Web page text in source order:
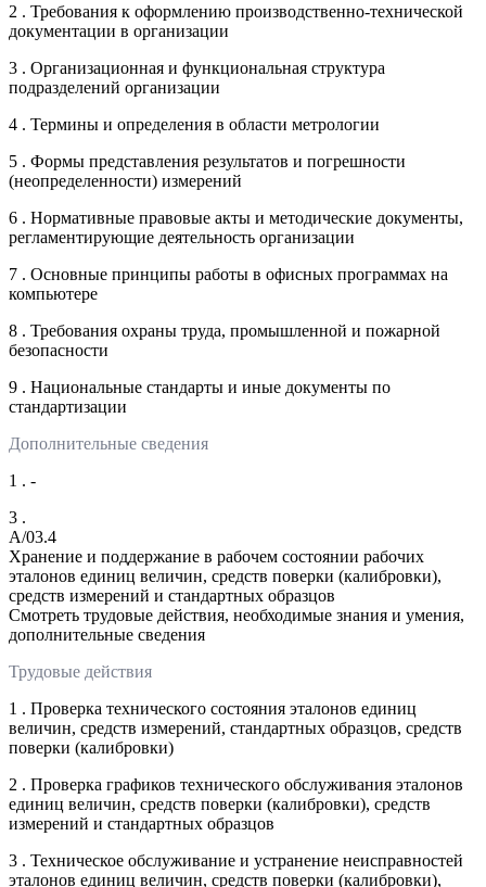
2 . Требования к оформлению производственно-технической
документации в организации
3 . Организационная и функциональная структура
подразделений организации
4 . Термины и определения в области метрологии
5 . Формы представления результатов и погрешности
(неопределенности) измерений
6 . Нормативные правовые акты и методические документы,
регламентирующие деятельность организации
7 . Основные принципы работы в офисных программах на
компьютере
8 . Требования охраны труда, промышленной и пожарной
безопасности
9 . Национальные стандарты и иные документы по
стандартизации
Дополнительные сведения
1 . -
3 .
A/03.4
Хранение и поддержание в рабочем состоянии рабочих
эталонов единиц величин, средств поверки (калибровки),
средств измерений и стандартных образцов
Смотреть трудовые действия, необходимые знания и умения,
дополнительные сведения
Трудовые действия
1 . Проверка технического состояния эталонов единиц
величин, средств измерений, стандартных образцов, средств
поверки (калибровки)
2 . Проверка графиков технического обслуживания эталонов
единиц величин, средств поверки (калибровки), средств
измерений и стандартных образцов
3 . Техническое обслуживание и устранение неисправностей
эталонов единиц величин, средств поверки (калибровки),